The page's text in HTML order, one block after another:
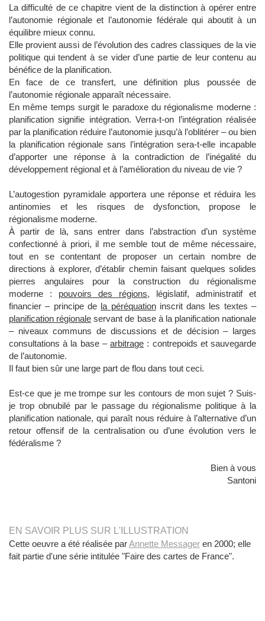
La difficulté de ce chapitre vient de la distinction à opérer entre
l’autonomie régionale et l’autonomie fédérale qui aboutit à un
équilibre mieux connu.
Elle provient aussi de l’évolution des cadres classiques de la vie
politique qui tendent à se vider d’une partie de leur contenu au
bénéfice de la planification.
En face de ce transfert, une définition plus poussée de
l’autonomie régionale apparaît nécessaire.
En même temps surgit le paradoxe du régionalisme moderne :
planification signifie intégration. Verra-t-on l’intégration réalisée
par la planification réduire l’autonomie jusqu’à l’oblitérer – ou bien
la planification régionale sans l’intégration sera-t-elle incapable
d’apporter une réponse à la contradiction de l’inégalité du
développement régional et à l’amélioration du niveau de vie ?
L’autogestion pyramidale apportera une réponse et réduira les
antinomies et les risques de dysfonction, propose le
régionalisme moderne.
À partir de là, sans entrer dans l’abstraction d’un système
confectionné à priori, il me semble tout de même nécessaire,
tout en se contentant de proposer un certain nombre de
directions à explorer, d’établir chemin faisant quelques solides
pierres angulaires pour la construction du régionalisme
moderne : pouvoirs des régions, législatif, administratif et
financier – principe de la péréquationinscrit dans les textes –
planification régionale servant de base à la planification nationale
– niveaux communs de discussions et de décision – larges
consultations à la base –arbitrage : contrepoids et sauvegarde
de l’autonomie.
Il faut bien sûr une large part de flou dans tout ceci.
Est-ce que je me trompe sur les contours de mon sujet ? Suis-
je trop obnubilé par le passage du régionalisme politique à la
planification nationale, qui paraît nous réduire à l’alternative d’un
retour offensif de la centralisation ou d’une évolution vers le
fédéralisme ?
Bien à vous
Santoni
EN SAVOIR PLUS SUR L'ILLUSTRATION
Cette oeuvre a été réalisée parAnnette Messager en 2000; elle
fait partie d'une série intitulée "Faire des cartes de France".